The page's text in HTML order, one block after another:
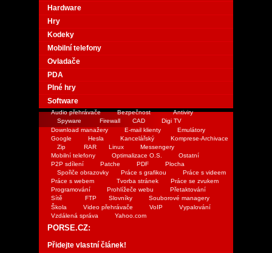
Hardware
Hry
Kodeky
Mobilní telefony
Ovladače
PDA
Plné hry
Software
Audio přehrávače Bezpečnost
Antiviry
Spyware
Firewall CAD
Digi TV
Download manažery
E-mail klienty
Emulátory
Google
Hesla Kancelářský
Komprese-Archivace
Zip
RAR Linux
Messengery
Mobilní telefony
Optimalizace O.S.
Ostatní
P2P sdílení
Patche PDF
Plocha
Spořiče obrazovky
Práce s grafikou
Práce s videem
Práce s webem
Tvorba stránek
Práce se zvukem
Programování
Prohlížeče webu
Přetaktování
Sítě
FTP Slovníky
Souborové managery
Škola
Video přehrávače VoIP
Vypalování
Vzdálená správa
Yahoo.com
PORSE.CZ:
Přidejte vlastní článek!